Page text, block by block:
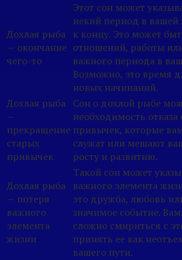
Дохлая рыба
— окончание
чего-то
Этот сон может
некий период в
к концу. Это может
отношений, работы
важного периода в
Возможно, это время
новых начинаний.
Дохлая рыба
—
прекращение
старых
привычек
Сон о дохлой рыбе
необходимость отказа
привычек, которые
служат или мешают
росту и развитию.
Дохлая рыба
— потеря
важного
элемента
жизни
Такой сон может
важного элемента
это дружба, любовь
значимое событие.
сложно смириться с
принять ее как
вашего пути.